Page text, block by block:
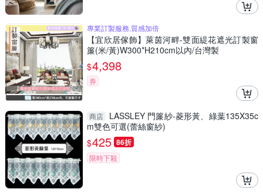
專業訂製服務,質感加倍
【宜欣居傢飾】萊茵河畔-雙面緹花遮光訂製窗
簾(米/黃)W300*H210cm以內/台灣製
$4,398
券
商店
LASSLEY 門簾紗-菱形黃、綠葉135X35c
m雙色可選(蕾絲窗紗)
$425 86折
限時下殺